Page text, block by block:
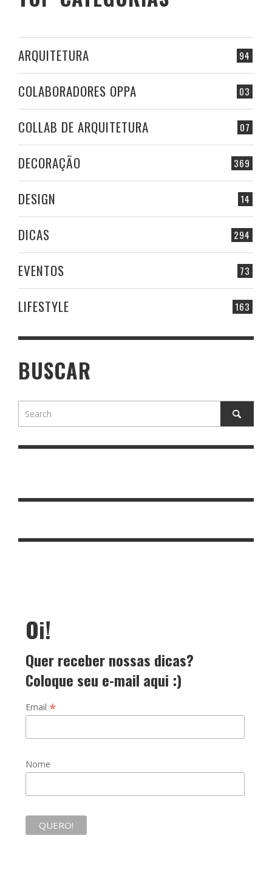
94
ARQUITETURA
03
COLABORADORES OPPA
07
COLLAB DE ARQUITETURA
369
DECORAÇÃO
14
DESIGN
294
DICAS
73
EVENTOS
163
LIFESTYLE
BUSCAR
Oi!
Quer receber nossas dicas?
Coloque seu e-mail aqui :)
Email *
Nome